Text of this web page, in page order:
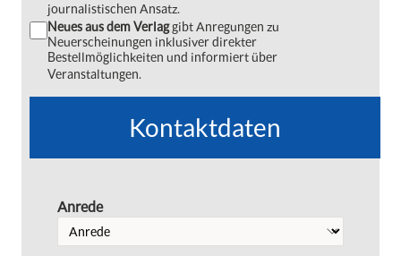
journalistischen Ansatz.
Neues aus dem Verlaggibt Anregungen zu
Neuerscheinungen inklusiver direkter
Bestellmöglichkeiten und informiert über
Veranstaltungen.
Kontaktdaten
Anrede